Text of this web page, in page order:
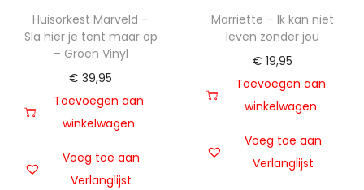
a
o
Huisorkest Marveld –
Sla hier je tent maar op
– Groen Vinyl
€ 39,95
Toevoegen aan
winkelwagen
Voeg toe aan
Verlanglijst
Marriette – Ik kan niet
leven zonder jou
€ 19,95
Toevoegen aan
winkelwagen
Voeg toe aan
Verlanglijst